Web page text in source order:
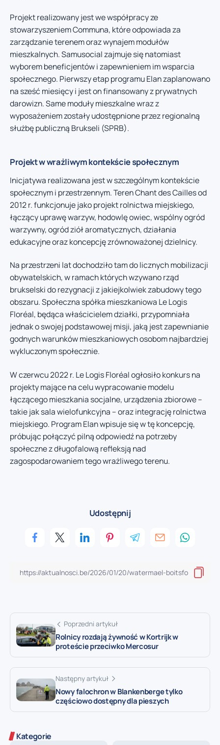
Projekt realizowany jest we współpracy ze
stowarzyszeniem Communa, które odpowiada za
zarządzanie terenem oraz wynajem modułów
mieszkalnych. Samusocial zajmuje się natomiast
wyborem beneficjentów i zapewnieniem im wsparcia
społecznego. Pierwszy etap programu Elan zaplanowano
na sześć miesięcy i jest on finansowany z prywatnych
darowizn. Same moduły mieszkalne wraz z
wyposażeniem zostały udostępnione przez regionalną
służbę publiczną Brukseli (SPRB).
Projekt w wrażliwym kontekście społecznym
Inicjatywa realizowana jest w szczególnym kontekście
społecznym i przestrzennym. Teren Chant des Cailles od
2012 r. funkcjonuje jako projekt rolnictwa miejskiego,
łączący uprawę warzyw, hodowlę owiec, wspólny ogród
warzywny, ogród ziół aromatycznych, działania
edukacyjne oraz koncepcję zrównoważonej dzielnicy.
Na przestrzeni lat dochodziło tam do licznych mobilizacji
obywatelskich, w ramach których wzywano rząd
brukselski do rezygnacji z jakiejkolwiek zabudowy tego
obszaru. Społeczna spółka mieszkaniowa Le Logis
Floréal, będąca właścicielem działki, przypomniała
jednak o swojej podstawowej misji, jaką jest zapewnianie
godnych warunków mieszkaniowych osobom najbardziej
wykluczonym społecznie.
W czerwcu 2022 r. Le Logis Floréal ogłosiło konkurs na
projekty mające na celu wypracowanie modelu
łączącego mieszkania socjalne, urządzenia zbiorowe –
takie jak sala wielofunkcyjna – oraz integrację rolnictwa
miejskiego. Program Elan wpisuje się w tę koncepcję,
próbując połączyć pilną odpowiedź na potrzeby
społeczne z długofalową refleksją nad
zagospodarowaniem tego wrażliwego terenu.
Udostępnij
Poprzedni artykuł
Rolnicy rozdają żywność w Kortrijk w
proteście przeciwko Mercosur
Następny artykuł
Nowy falochron w Blankenberge tylko
częściowo dostępny dla pieszych
Kategorie